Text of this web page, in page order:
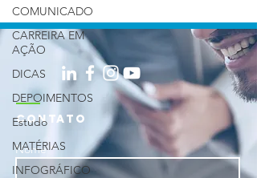
COMUNICADO
CARREIRA EM
AÇÃO
DICAS
DEPOIMENTOS
Estudo
MATÉRIAS
INFOGRÁFICO
CONTATO
Nome *